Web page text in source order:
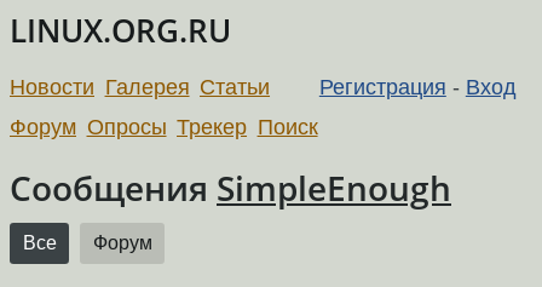
LINUX.ORG.RU
Регистрация - Вход
Новости Галерея Статьи
Форум Опросы Трекер Поиск
Сообщения SimpleEnough
Все Форум